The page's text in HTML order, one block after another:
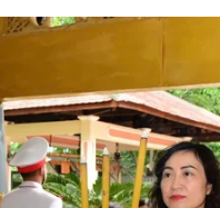
con lai’ condotel:
Xây dựng?
cho biết, cơ chế